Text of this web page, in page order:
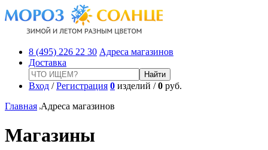
8 (495) 226 22 30 Адреса магазинов
Доставка
Вход /Регистрация 0 изделий /0 руб.
Главная Адреса магазинов
Магазины